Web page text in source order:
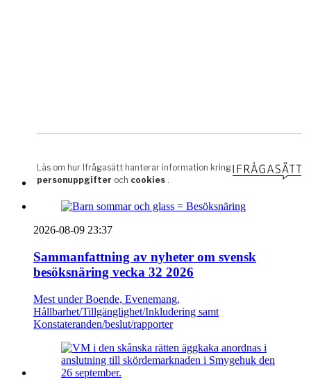
2026-08-09 23:37
Sammanfattning av nyheter om svensk
besöksnäring vecka 32 2026
Mest under Boende, Evenemang,
Hållbarhet/Tillgänglighet/Inkludering samt
Konstateranden/beslut/rapporter